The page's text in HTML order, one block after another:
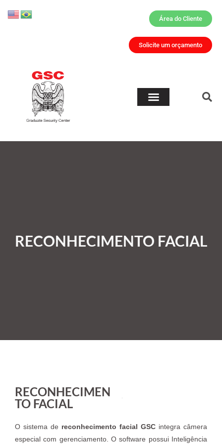
Área do Cliente
Solicite um orçamento
RECONHECIMENTO FACIAL
RECONHECIMEN
TO FACIAL
O sistema de reconhecimento facial GSC integra câmera
especial com gerenciamento. O software possui Inteligência